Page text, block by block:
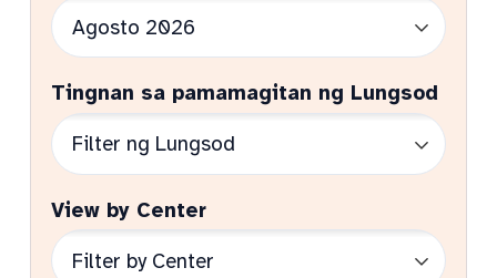
Tingnan sa pamamagitan ng Lungsod
View by Center